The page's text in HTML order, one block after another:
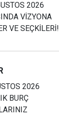
2026
VİZYONA
VE SEÇKİLERİ!
2026
BURÇ